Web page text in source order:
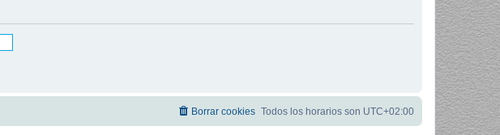
Todos los horarios son UTC+02:00
Borrar cookies